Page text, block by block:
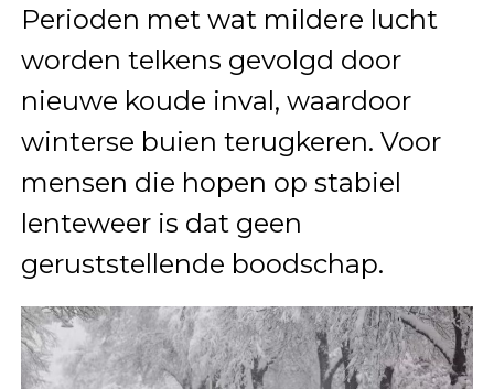
Perioden met wat mildere lucht
worden telkens gevolgd door
nieuwe koude inval, waardoor
winterse buien terugkeren. Voor
mensen die hopen op stabiel
lenteweer is dat geen
geruststellende boodschap.